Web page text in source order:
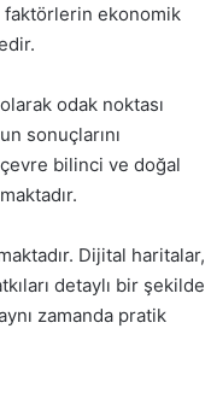
faktörlerin ekonomik
odak noktası
sonuçlarını
bilinci ve doğal
Dijital haritalar,
detaylı bir şekilde
zamanda pratik